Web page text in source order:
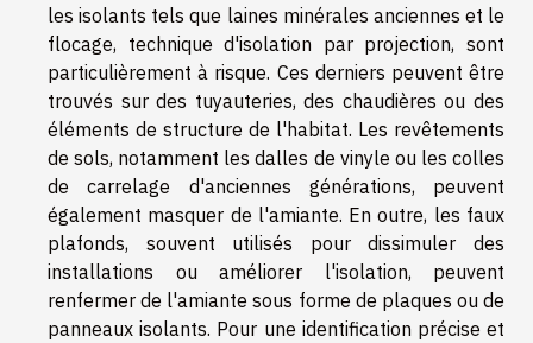
les isolants tels que laines minérales anciennes et le
flocage, technique d'isolation par projection, sont
particulièrement à risque. Ces derniers peuvent être
trouvés sur des tuyauteries, des chaudières ou des
éléments de structure de l'habitat. Les revêtements
de sols, notamment les dalles de vinyle ou les colles
de carrelage d'anciennes générations, peuvent
également masquer de l'amiante. En outre, les faux
plafonds, souvent utilisés pour dissimuler des
installations ou améliorer l'isolation, peuvent
renfermer de l'amiante sous forme de plaques ou de
panneaux isolants. Pour une identification précise et